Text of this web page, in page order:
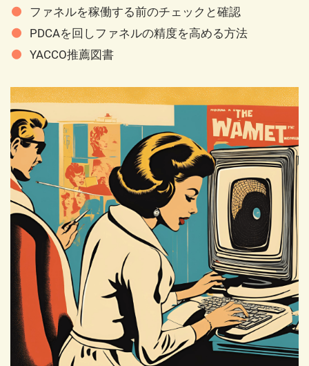
ファネルを稼働する前のチェックと確認
PDCAを回しファネルの精度を高める方法
YACCO推薦図書